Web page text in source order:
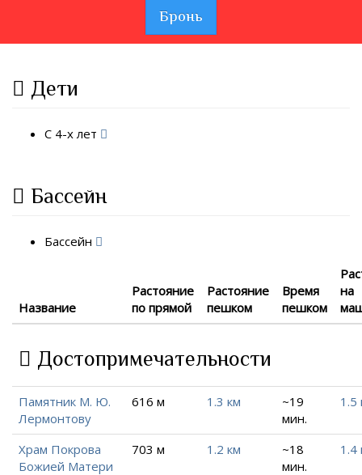
Бронь
Дети
С 4-х лет
Бассейн
Бассейн
Название
Растояние
по прямой
Растояние
пешком
Время
пешком
на
Достопримечательности
Памятник М. Ю.
Лермонтову
616 м 1.3 км
~19
мин.
1.5
Храм Покрова
Божией Матери
703 м 1.2 км
~18
мин.
1.4